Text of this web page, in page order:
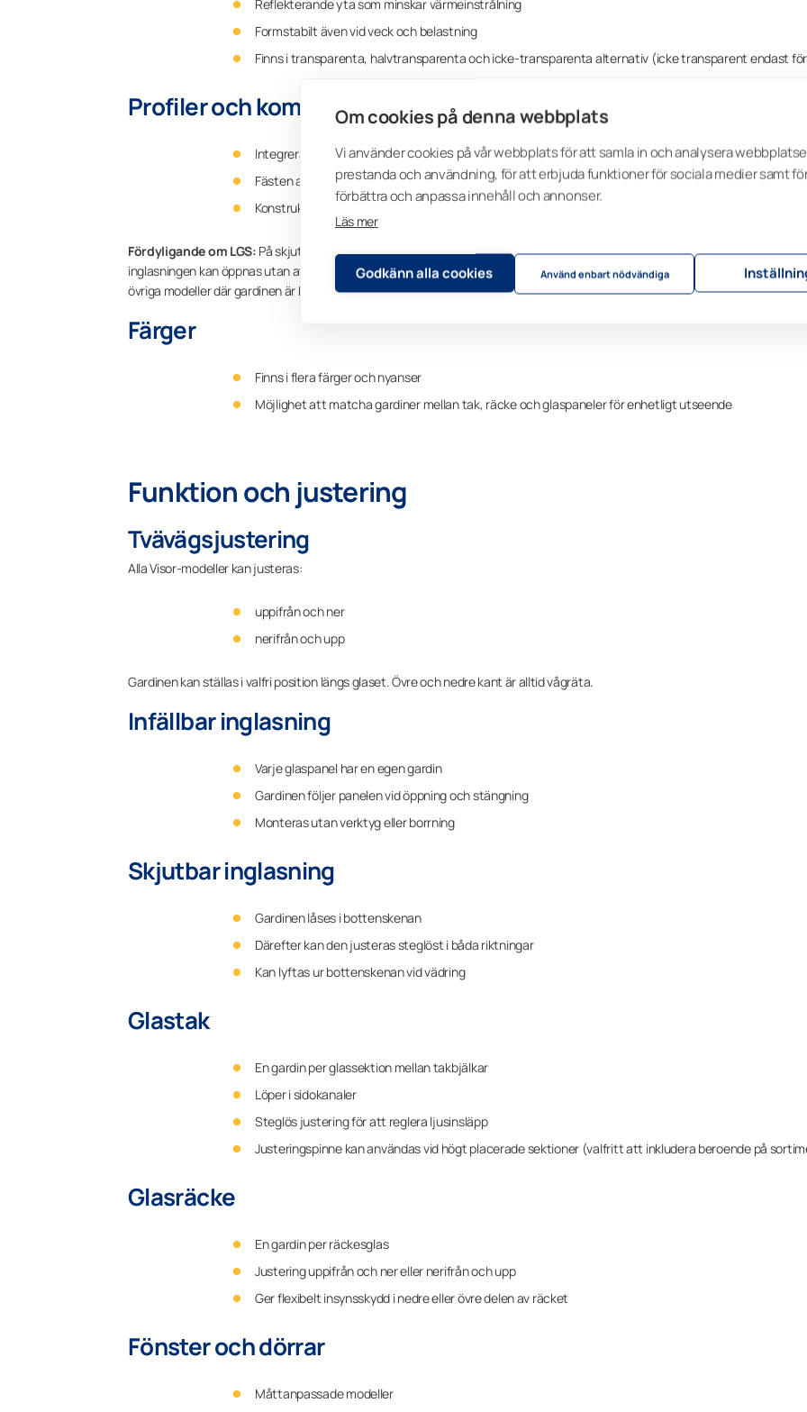
Om cookies på denna webbplats
Vi använder cookies på vår webbplats för att samla in och analysera
prestanda och användning, för att erbjuda funktioner för sociala medier samt
förbättra och anpassa innehåll och annonser.
Läs mer
Godkänn alla cookies Använd enbart nödvändiga
Reflekterande yta som minskar värmeinstrålning
Formstabilt även vid veck och belastning
Finns i transparenta, halvtransparenta och icke‑transparenta alternativ (icke transparent endast
Profiler och komponenter
Integrerade sidokanaler för takmodeller
Fästen anpassade för respektive användningsområde
Konstruktion utan hängande snören eller lösa linor för samtliga modeller utom Visor för Lumon
Fördyligande om LGS: På skjutbara inglasningar fästs gardinen i övre och nedre profil, inte i glaspanelen. Detta gör att
inglasningen kan öppnas utan att gardinen följer med. När tyget är upp- eller nedskjutet kan linor vara synliga, till skillnad från
övriga modeller där gardinen är helt snörlös.
Färger
Finns i flera färger och nyanser
Möjlighet att matcha gardiner mellan tak, räcke och glaspaneler för enhetligt utseende
Funktion och justering
Tvävägsjustering
Alla Visor‑modeller kan justeras:
uppifrån och ner
nerifrån och upp
Gardinen kan ställas i valfri position längs glaset. Övre och nedre kant är alltid vågräta.
Infällbar inglasning
Varje glaspanel har en egen gardin
Gardinen följer panelen vid öppning och stängning
Monteras utan verktyg eller borrning
Skjutbar inglasning
Gardinen låses i bottenskenan
Därefter kan den justeras steglöst i båda riktningar
Kan lyftas ur bottenskenan vid vädring
Glastak
En gardin per glassektion mellan takbjälkar
Löper i sidokanaler
Steglös justering för att reglera ljusinsläpp
Justeringspinne kan användas vid högt placerade sektioner (valfritt att inkludera beroende på
Glasräcke
En gardin per räckesglas
Justering uppifrån och ner eller nerifrån och upp
Ger flexibelt insynsskydd i nedre eller övre delen av räcket
Fönster och dörrar
Måttanpassade modeller